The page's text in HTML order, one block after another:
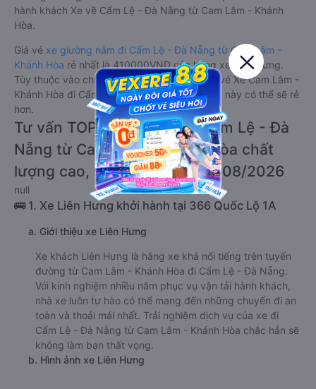
hành khách Xe về Cẩm Lệ - Đà Nẵng từ Cam Lâm - Khánh
Hòa.
Giá vé xe giường nằm đi Cẩm Lệ - Đà Nẵng từ Cam Lâm -
Khánh Hòa rẻ nhất là 410000VND của hãng xe Liên Hưng.
Tùy thuộc vào chương trình khuyến mãi, giá vé Xe Cam Lâm -
Khánh Hòa đi Cẩm Lệ - Đà Nẵng giường nằm này có thể sẽ rẻ
hơn.
Tư vấn TOP 2 xe khách đi Cẩm Lệ - Đà
Nẵng từ Cam Lâm - Khánh Hòa chất
lượng cao, uy tín, giá rẻ nhất 08/2026
null
🚌 1. Xe Liên Hưng khởi hành tại 366 Quốc Lộ 1A
a. Giới thiệu xe Liên Hưng
Xe khách Liên Hưng là hãng xe khá nổi tiếng trên tuyến
đường từ Cam Lâm - Khánh Hòa đi Cẩm Lệ - Đà Nẵng.
Với kinh nghiệm nhiều năm phục vụ vận tải hành khách,
nhà xe luôn tự hào có thể mang đến những chuyến đi an
toàn và thoải mái nhất. Trải nghiệm dịch vụ của xe đi
Cẩm Lệ - Đà Nẵng từ Cam Lâm - Khánh Hòa chắc hẳn sẽ
không làm bạn thất vọng.
b. Hình ảnh xe Liên Hưng